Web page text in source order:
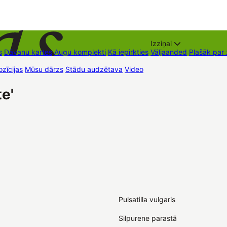
Dāvanu kartes Augu komplekti Kā iepirkties
Izziņai
Väljaanded Plašāk par
Mūsu dārzs Stādu audzētava Video
Pulsatilla vulgaris
Silpurene parastā